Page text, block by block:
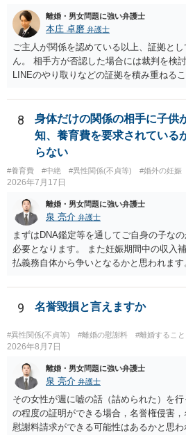
値と夫との関係との均衡のように思いま
いるのであれば，どのような内容の委任な
書士との協議になると思います。請求する
の見極めや，相手方は性交類似行為は認め
定しているのかによって，考え方・進め
あれば，本人（行政書士でも同じだと思
り変わらないように思います。減額で折
もよいように思いますが，ゼロかどうか
しかなくなるようにも思います。そうし
談して進めることを検討した方がよいよう
離婚・男女問題に強い弁護士
本庄 卓磨 弁護士
ご主人が関係を認めている以上、証拠と
ん。 相手方が否認した場合には裁判を検
LINEのやり取りなどの証拠を積み重ねる
個別の事情によりますので、お早めに弁
すめします。
8
身体だけの関係の相手に子供
知、養育費を要求されている
らない
#養育費 #中絶 #異性関係(不貞等) #婚外の妊娠
2026年7月17日
離婚・男女問題に強い弁護士
泉 亮介 弁護士
まずはDNA鑑定等を通してご自身の子な
必要となります。 また妊娠期間中の収入
払義務自体から争いとなるかと思われま
相手に弁護士がついているということで
かは別として一度ご自身も個別に弁護士
9 名誉毀損と言えますか
#異性関係(不貞等) #離婚の慰謝料 #離婚するこ
2026年8月7日
離婚・男女問題に強い弁護士
泉 亮介 弁護士
その女性が週に嘘の話（詰められた）を
の程度の証明ができる場合，名誉権侵害，
慰謝料請求ができる可能性はあるかと思